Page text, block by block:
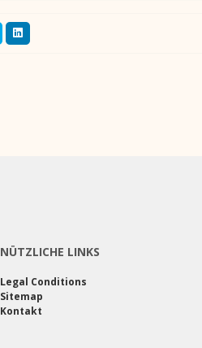
NÜTZLICHE LINKS
Legal Conditions
Sitemap
Kontakt